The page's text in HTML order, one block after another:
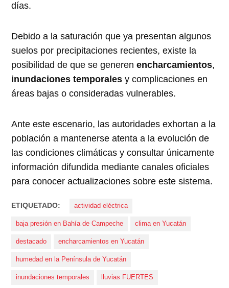
días.
Debido a la saturación que ya presentan algunos
suelos por precipitaciones recientes, existe la
posibilidad de que se generenencharcamientos,
inundaciones temporales y complicaciones en
áreas bajas o consideradas vulnerables.
Ante este escenario, las autoridades exhortan a la
población a mantenerse atenta a la evolución de
las condiciones climáticas y consultar únicamente
información difundida mediante canales oficiales
para conocer actualizaciones sobre este sistema.
ETIQUETADO: actividad eléctrica
baja presión en Bahía de Campeche clima en Yucatán
destacado encharcamientos en Yucatán
humedad en la Península de Yucatán
inundaciones temporales lluvias FUERTES